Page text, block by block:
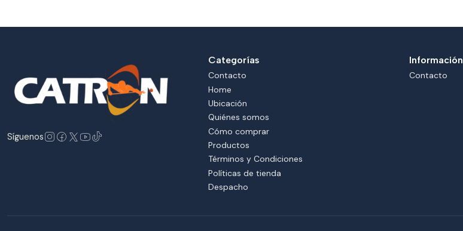
Síguenos
Categorías
Contacto
Home
Ubicación
Quiénes somos
Cómo comprar
Productos
Términos y Condiciones
Políticas de tienda
Despacho
Información
Contacto